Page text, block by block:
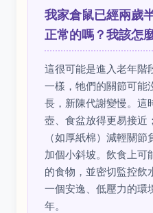
我家倉鼠已經兩歲
正常的嗎？我該怎
這很可能是進入老年階
一樣，牠們的關節可能
長，新陳代謝變慢。這
壺、食盆放得更易接近
（如厚紙棉）減輕關
加個小斜坡。飲食上可
的食物，並密切監控飲
一個安逸、低壓力的環
年。